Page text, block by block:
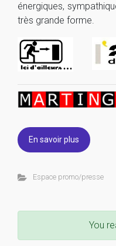
énergiques,
très grande forme.
En savoir plus
Espace promo/presse
You